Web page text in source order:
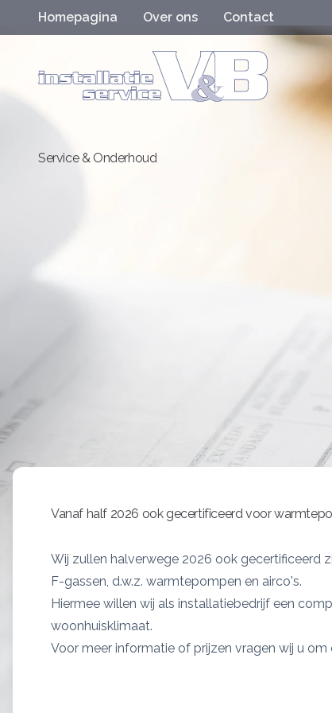
Homepagina Over ons Contact
Vanaf half 2026 ook gecertificeerd voor
Wij zullen halverwege 2026 ook gecertificeerd
F-gassen, d.w.z. warmtepompen en airco's.
Hiermee willen wij als installatiebedrijf een
woonhuisklimaat.
Voor meer informatie of prijzen vragen wij u
Service & Onderhoud
Regelmatig onderhoud zorgt ervoor dat
en dat u minder kans heeft op storingen.
de installatie gereinigd en gecontroleerd op
nieuwe gasketelwet (april 2023) bent u als
verplicht een installateur met CO-keurmerk
certificaat kunt u vinden door het KIWA logo
klikken. Ook via het centraal register kunt u
installateur aan de verplichte certificering
Bijvullen CV-Ketel
verwarmingsinstallatie kan afnemen. U kunt
onder de 1,2 bar druk komt dan dient de CV-
bijvullen van de CV-ketel hoeft niet lastig te zijn.
geplaatst hebben wij een vaste vulinrichting
kranen open te draaien. Zorgt u er wel voor dat
zijn als u klaar bent met bijvullen.